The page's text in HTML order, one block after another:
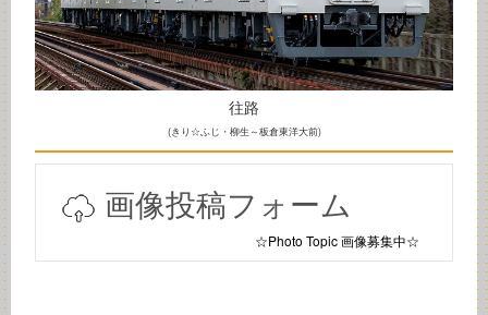
往路
(きり☆ふじ・柳生～板倉東洋大前)
画像投稿フォーム
☆Photo Topic 画像募集中☆